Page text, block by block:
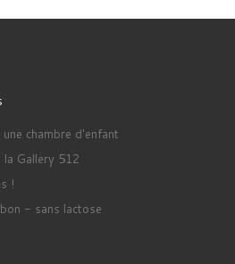
chambre d'enfant
la Gallery 512
!
- sans lactose